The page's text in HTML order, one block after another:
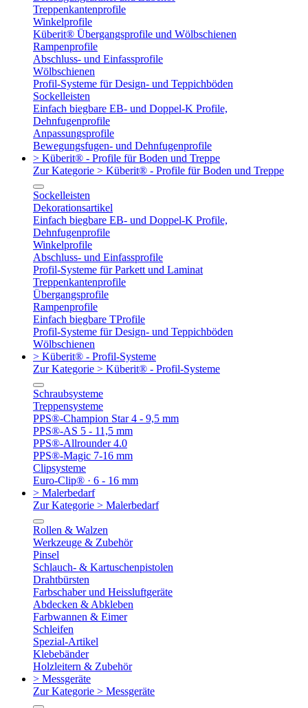
Treppenkantenprofile
Winkelprofile
Küberit® Übergangsprofile und Wölbschienen
Rampenprofile
Abschluss- und Einfassprofile
Wölbschienen
Profil-Systeme für Design- und Teppichböden
Sockelleisten
Einfach biegbare EB- und Doppel-K Profile,
Dehnfugenprofile
Anpassungsprofile
Bewegungsfugen- und Dehnfugenprofile
> Küberit® - Profile für Boden und Treppe
Zur Kategorie > Küberit® - Profile für Boden und Treppe
Sockelleisten
Dekorationsartikel
Einfach biegbare EB- und Doppel-K Profile,
Dehnfugenprofile
Winkelprofile
Abschluss- und Einfassprofile
Profil-Systeme für Parkett und Laminat
Treppenkantenprofile
Übergangsprofile
Rampenprofile
Einfach biegbare TProfile
Profil-Systeme für Design- und Teppichböden
Wölbschienen
> Küberit® - Profil-Systeme
Zur Kategorie > Küberit® - Profil-Systeme
Schraubsysteme
Treppensysteme
PPS®-Champion Star 4 - 9,5 mm
PPS®-AS 5 - 11,5 mm
PPS®-Allrounder 4.0
PPS®-Magic 7-16 mm
Clipsysteme
Euro-Clip® · 6 - 16 mm
> Malerbedarf
Zur Kategorie > Malerbedarf
Rollen & Walzen
Werkzeuge & Zubehör
Pinsel
Schlauch- & Kartuschenpistolen
Drahtbürsten
Farbschaber und Heissluftgeräte
Abdecken & Abkleben
Farbwannen & Eimer
Schleifen
Spezial-Artikel
Klebebänder
Holzleitern & Zubehör
> Messgeräte
Zur Kategorie > Messgeräte